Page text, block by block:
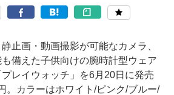
止画・動画撮影が可能なカメラ、
備えた子供向けの腕時計型ウェア
レイウォッチ」を6月20日に発売
。カラーはホワイト/ピンク/ブルー/